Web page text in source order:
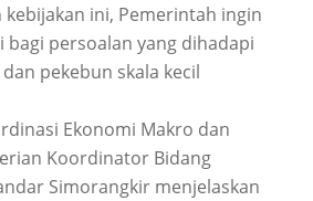
ini, Pemerintah ingin
bagi persoalan yang dihadapi
pekebun skala kecil
Ekonomi Makro dan
Koordinator Bidang
Simorangkir menjelaskan